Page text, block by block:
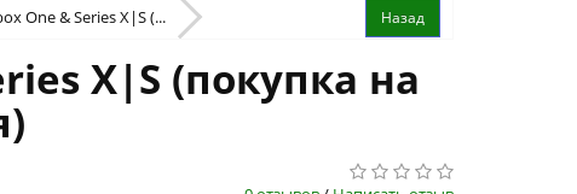
One & Series X|S (...
X|S (покупка на